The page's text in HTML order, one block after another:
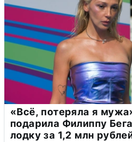
«Всё, потеряла я
подарила Филиппу
лодку за 1,2 млн